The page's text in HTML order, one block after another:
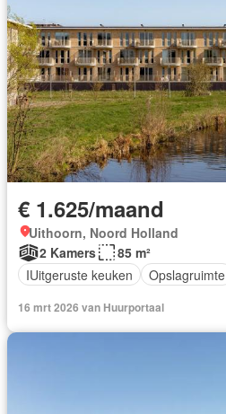
€ 1.625/maand
Uithoorn, Noord Holland
2 Kamers
85 m²
IUitgeruste keuken
Opslagruimte
16 mrt 2026 van Huurportaal